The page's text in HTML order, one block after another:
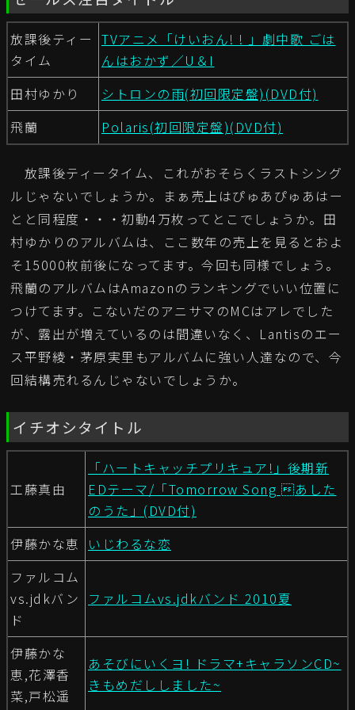
放課後ティー
タイム
TVアニメ「けいおん! ! 」劇中歌 ごは
んはおかず／U＆I
田村ゆかり
シトロンの雨(初回限定盤)(DVD付)
飛蘭
Polaris(初回限定盤)(DVD付)
放課後ティータイム、これがおそらくラストシング
ルじゃないでしょうか。まぁ売上はぴゅあぴゅあはー
とと同程度・・・初動4万枚ってとこでしょうか。田
村ゆかりのアルバムは、ここ数年の売上を見るとおよ
そ15000枚前後になってます。今回も同様でしょう。
飛蘭のアルバムはAmazonのランキングでいい位置に
つけてます。こないだのアニサマのMCはアレでした
が、露出が増えているのは間違いなく、Lantisのエー
ス平野綾・茅原実里もアルバムに強い人達なので、今
回結構売れるんじゃないでしょうか。
イチオシタイトル
工藤真由
「ハートキャッチプリキュア!」後期新
EDテーマ/「Tomorrow Song あした
のうた」(DVD付)
伊藤かな恵
いじわるな恋
ファルコム
vs.jdkバン
ド
ファルコムvs.jdkバンド 2010夏
伊藤かな
恵,花澤香
菜,戸松遥
あそびにいくヨ! ドラマ+キャラソンCD~
きもめだししました~